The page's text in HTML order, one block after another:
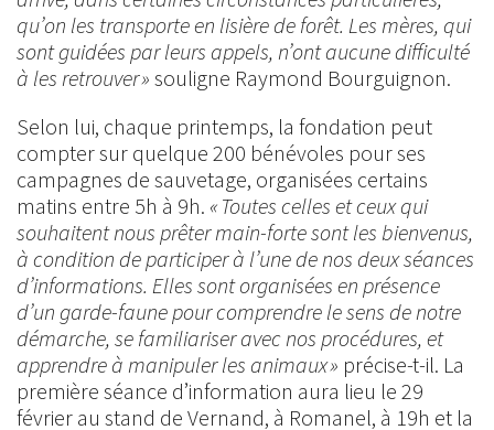
qu’on les transporte en lisière de forêt. Les mères, qui
sont guidées par leurs appels, n’ont aucune difficulté
à les retrouver » souligne Raymond Bourguignon.
Selon lui, chaque printemps, la fondation peut
compter sur quelque 200 bénévoles pour ses
campagnes de sauvetage, organisées certains
matins entre 5h à 9h. « Toutes celles et ceux qui
souhaitent nous prêter main-forte sont les bienvenus,
à condition de participer à l’une de nos deux séances
d’informations. Elles sont organisées en présence
d’un garde-faune pour comprendre le sens de notre
démarche, se familiariser avec nos procédures, et
apprendre à manipuler les animaux » précise-t-il. La
première séance d’information aura lieu le 29
février au stand de Vernand, à Romanel, à 19h et la